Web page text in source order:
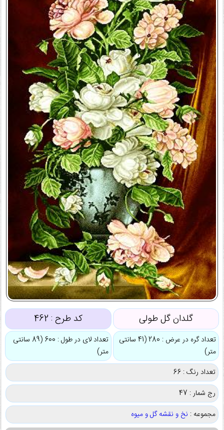
گلدان گل طولی کد طرح : 462
تعداد گره در عرض : 280 (41 سانتی
متر)
تعداد لای در طول : 600 (89 سانتی
متر)
تعداد رنگ : 66
رج شمار : 47
مجموعه : نخ و نقشه گل و میوه